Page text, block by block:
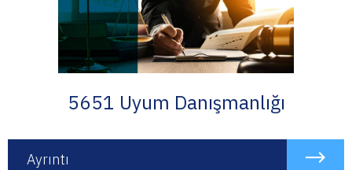
5651 Uyum Danışmanlığı
Ayrıntı